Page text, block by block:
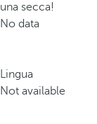
una secca!
No data
Lingua
Not available